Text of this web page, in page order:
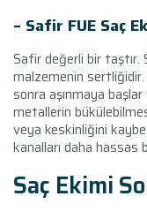
– Safir FUE Saç
Safir değerli bir taştır.
malzemenin sertliğidir.
sonra aşınmaya
metallerin
veya keskinliğini
kanalları daha hassas
Saç Ekimi